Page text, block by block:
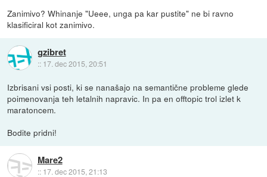
Zanimivo? Whinanje "Ueee, unga pa kar pustite" ne bi ravno
klasificiral kot zanimivo.
gzibret
:: 17. dec 2015, 20:51
Izbrisani vsi posti, ki se nanašajo na semantične probleme glede
poimenovanja teh letalnih napravic. In pa en offtopic trol izlet k
maratoncem.
Bodite pridni!
Mare2
:: 17. dec 2015, 21:13